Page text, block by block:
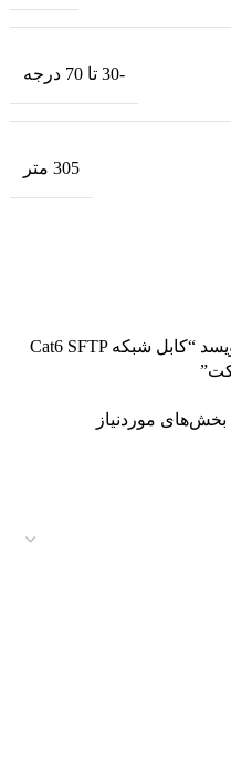
-30 تا 70 درجه
305 متر
اولین کسی باشید که دیدگاهی می نویسد “کابل شبکه Cat6 SFTP
بخش‌های موردنیاز